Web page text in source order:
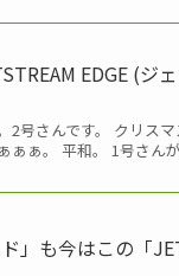
EDGE (
2号さんです。 クリス
ぁぁ。 平和。 1号さん
」も今はこの「